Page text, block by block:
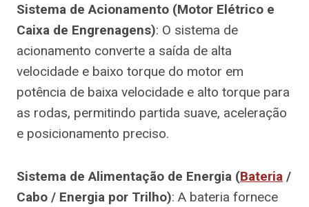
Sistema de Acionamento (Motor Elétrico e
Caixa de Engrenagens): O sistema de
acionamento converte a saída de alta
velocidade e baixo torque do motor em
potência de baixa velocidade e alto torque para
as rodas, permitindo partida suave, aceleração
e posicionamento preciso.
Sistema de Alimentação de Energia (Bateria /
Cabo / Energia por Trilho): A bateria fornece